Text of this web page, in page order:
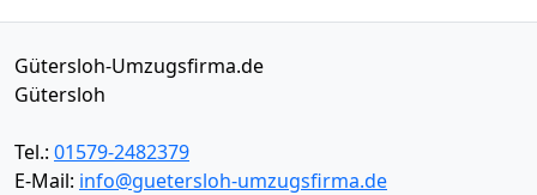
Gütersloh-Umzugsfirma.de
Gütersloh
Tel.: 01579-2482379
E-Mail: info@guetersloh-umzugsfirma.de